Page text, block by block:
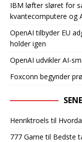
IBM løfter sløret for
kvantecomputere og
OpenAI tilbyder EU
holder igen
OpenAI udvikler AI-
Foxconn begynder
Henriktroels til
777 Game til Bedste